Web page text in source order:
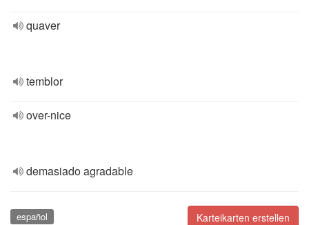
quaver
temblor
over-nice
demasiado agradable
Karteikarten erstellen
español